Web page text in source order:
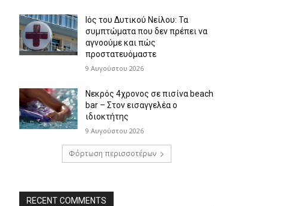
Ιός του Δυτικού Νείλου: Τα
συμπτώματα που δεν πρέπει να
αγνοούμε και πώς
προστατευόμαστε
9 Αυγούστου 2026
Νεκρός 4χρονος σε πισίνα beach
bar – Στον εισαγγελέα ο
ιδιοκτήτης
9 Αυγούστου 2026
Φόρτωση περισσοτέρων
RECENT COMMENTS